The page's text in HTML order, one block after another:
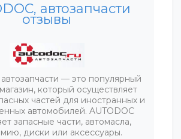
автозапчасти
отзывы
— это популярный
который осуществляет
частей для иностранных и
автомобилей. AUTODOC
запасные части, автомасла,
диски или аксессуары.